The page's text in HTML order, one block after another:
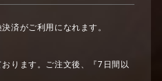
済がご利用になれます。
ります。ご注文後、『7日間以